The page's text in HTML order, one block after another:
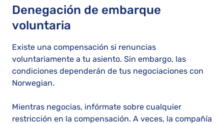
Denegación de embarque
voluntaria
Existe una compensación si renuncias
voluntariamente a tu asiento. Sin embargo, las
condiciones dependerán de tus negociaciones con
Norwegian.
Mientras negocias, infórmate sobre cualquier
restricción en la compensación. A veces, la compañía